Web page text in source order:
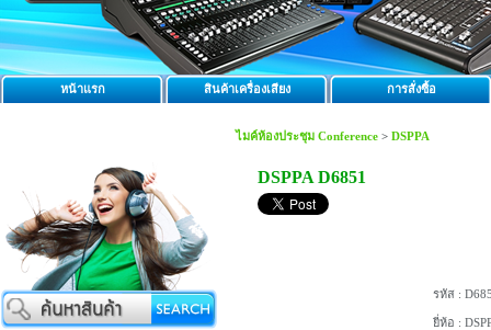
หน้าแรก สินค้าเครื่องเสียง การสั่งซื้อ
ไมค์ห้องประชุม Conference > DSPPA
DSPPA D6851
รหัส :
ยี่ห้อ :